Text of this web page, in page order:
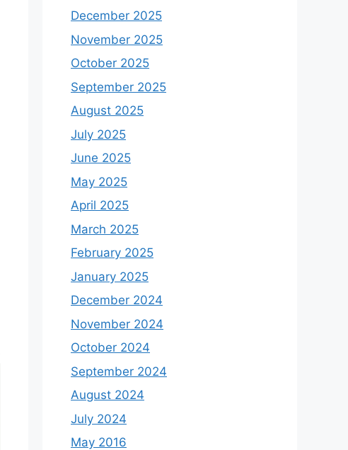
December 2025
November 2025
October 2025
September 2025
August 2025
July 2025
June 2025
May 2025
April 2025
March 2025
February 2025
January 2025
December 2024
November 2024
October 2024
September 2024
August 2024
July 2024
May 2016